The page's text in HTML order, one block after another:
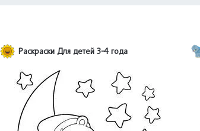
Раскраски Для детей 3-4 года